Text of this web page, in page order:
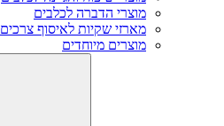
מוצרי הדברה לכלבים
מארזי שקיות לאיסוף צרכים
מוצרים מיוחדים